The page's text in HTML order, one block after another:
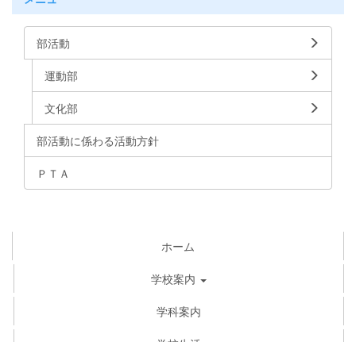
部活動
運動部
文化部
部活動に係わる活動方針
ＰＴＡ
ホーム
学校案内
学科案内